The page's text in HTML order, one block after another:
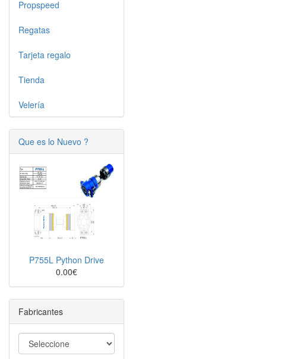
Propspeed
Regatas
Tarjeta regalo
Tienda
Velería
Que es lo Nuevo ?
P755L Python Drive
0.00€
Fabricantes